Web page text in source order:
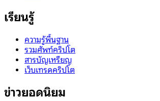
เรียนรู้
ความรู้พื้นฐาน
รวมศัพท์คริปโต
สารบัญเหรียญ
เว็บเทรดคริปโต
ข่าวยอดนิยม